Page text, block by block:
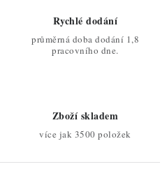
Rychlé dodání
průměrná doba dodání 1,8
pracovního dne.
Zboží skladem
více jak 3500 položek